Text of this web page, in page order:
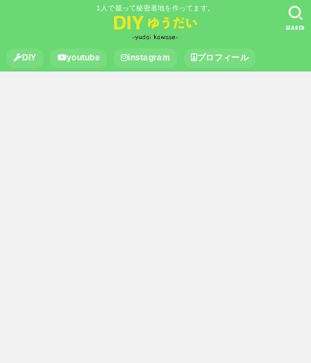
1人で籠って秘密基地を作ってます。
DIY youtube instagram プロフィール
SEARCH